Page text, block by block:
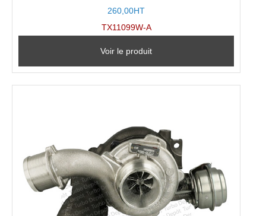
260,00HT
TX11099W-A
Voir le produit